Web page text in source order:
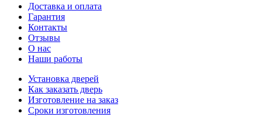
Доставка и оплата
Гарантия
Контакты
Отзывы
О нас
Наши работы
Установка дверей
Как заказать дверь
Изготовление на заказ
Сроки изготовления